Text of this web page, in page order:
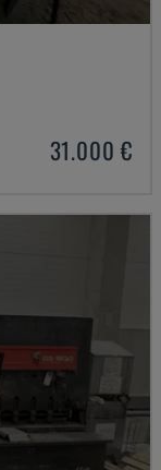
31.000 €